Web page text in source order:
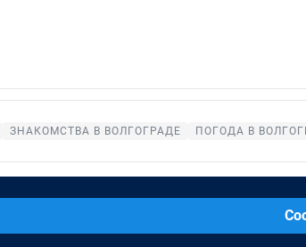
ЗНАКОМСТВА В ВОЛГОГРАДЕ ПОГОДА В